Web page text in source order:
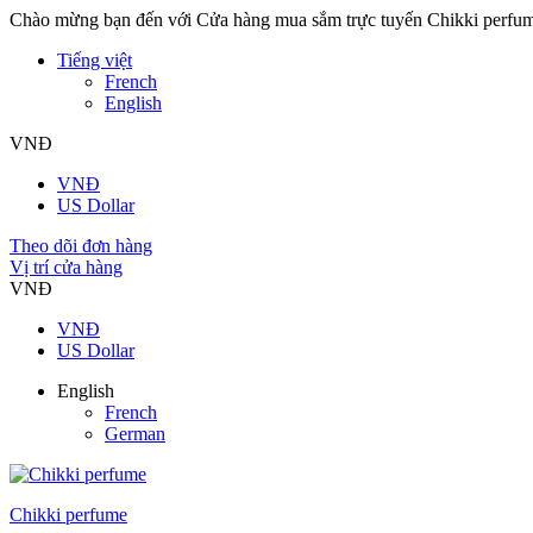
Chào mừng bạn đến với Cửa hàng mua sắm trực tuyến Chikki
Tiếng việt
French
English
VNĐ
VNĐ
US Dollar
Theo dõi đơn hàng
Vị trí cửa hàng
VNĐ
VNĐ
US Dollar
English
French
German
Chikki perfume